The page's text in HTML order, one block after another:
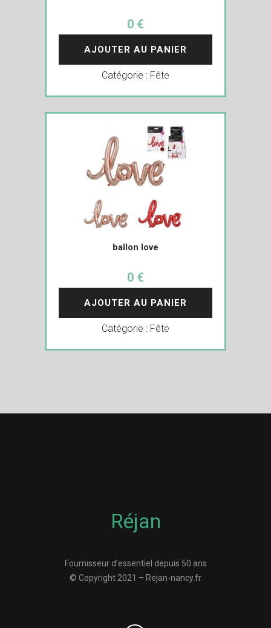
0 €
AJOUTER AU PANIER
Catégorie : Fête
ballon love
0 €
AJOUTER AU PANIER
Catégorie : Fête
Réjan
Fournisseur d’essentiel depuis 50 ans
© Copyright 2021 – Rejan-nancy.fr